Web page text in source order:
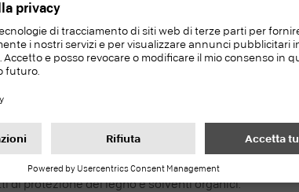
2006 un materiale non soggetto ai sensi
la superficie si presenta fisiologicamente
con gli alimenti.
di piú strati di carta impregnate di
completamente durante il processo di
dell'elevata pressione si da origine ad un
di composti alogeno-organici e/o metalli
di protezione del legno e solventi organici.